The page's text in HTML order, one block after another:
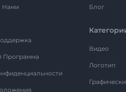
Нами
Программа
Блог
Видео
Логотип